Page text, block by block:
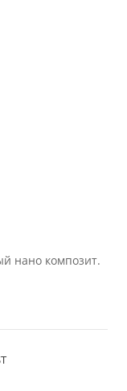
нано композит.